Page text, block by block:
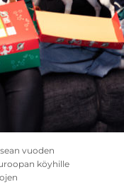
vuoden
köyhille